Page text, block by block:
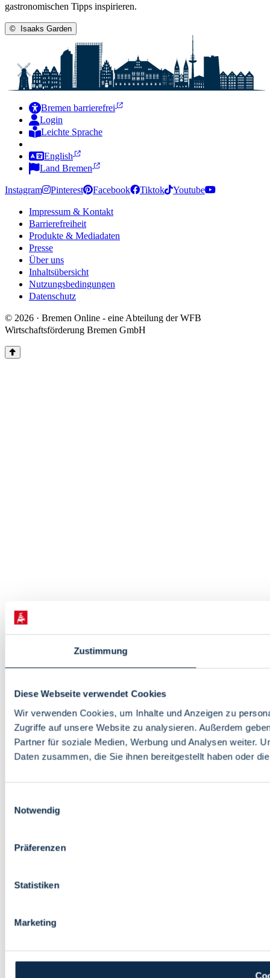
Zustimmung
Diese Webseite verwendet Cookies
Wir verwenden Cookies, um Inhalte und Anzeigen zu
Zugriffe auf unsere Website zu analysieren. Außerdem
Partner für soziale Medien, Werbung und Analysen weiter.
Daten zusammen, die Sie ihnen bereitgestellt haben oder
Notwendig
Präferenzen
Statistiken
Marketing
gastronomischen Tipps inspirieren.
© Isaaks Garden
Bremen barrierefrei
Login
Leichte Sprache
English
Land Bremen
Instagram Pinterest Facebook Tiktok Youtube
Impressum & Kontakt
Barrierefreiheit
Produkte & Mediadaten
Presse
Über uns
Inhaltsübersicht
Nutzungsbedingungen
Datenschutz
© 2026 · Bremen Online - eine Abteilung der WFB
Wirtschaftsförderung Bremen GmbH